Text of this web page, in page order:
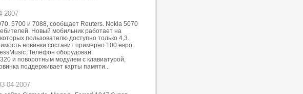
2007
5700 и 7088, сообщает Reuters. Nokia 5070
Новый мобильник работает на
пользователю доступно только 4,3.
новинки составит примерно 100 евро.
Телефон оборудован
и поворотным модулем с клавиатурой,
поддерживает карты памяти...
04-2007